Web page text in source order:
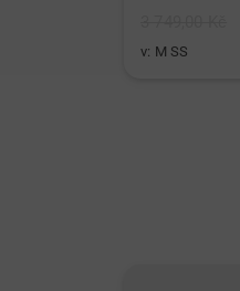
v: M SS